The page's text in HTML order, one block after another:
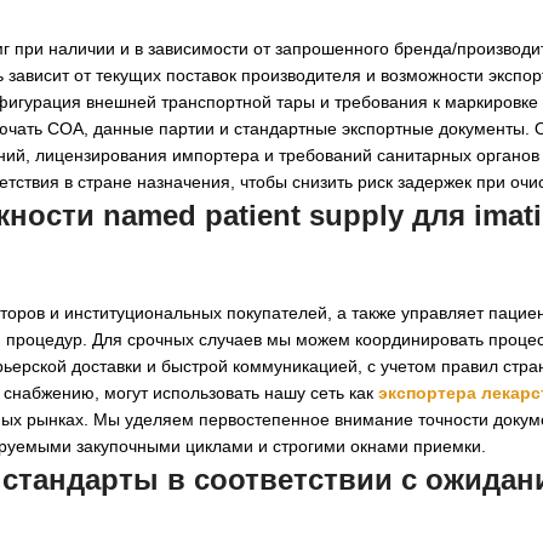
наличии и в зависимости от запрошенного бренда/
зависит от текущих поставок производителя и возможности
внешней транспортной тары и требования к маркировке
COA, данные партии и стандартные экспортные документы.
лицензирования импортера и требований санитарных
в стране назначения, чтобы снизить риск задержек при
named patient supply для
и институциональных покупателей, а также управляет
Для срочных случаев мы можем координировать
доставки и быстрой коммуникацией, с учетом правил
могут использовать нашу сеть как экспортера
рынках. Мы уделяем первостепенное внимание точности
закупочными циклами и строгими окнами приемки.
в соответствии с